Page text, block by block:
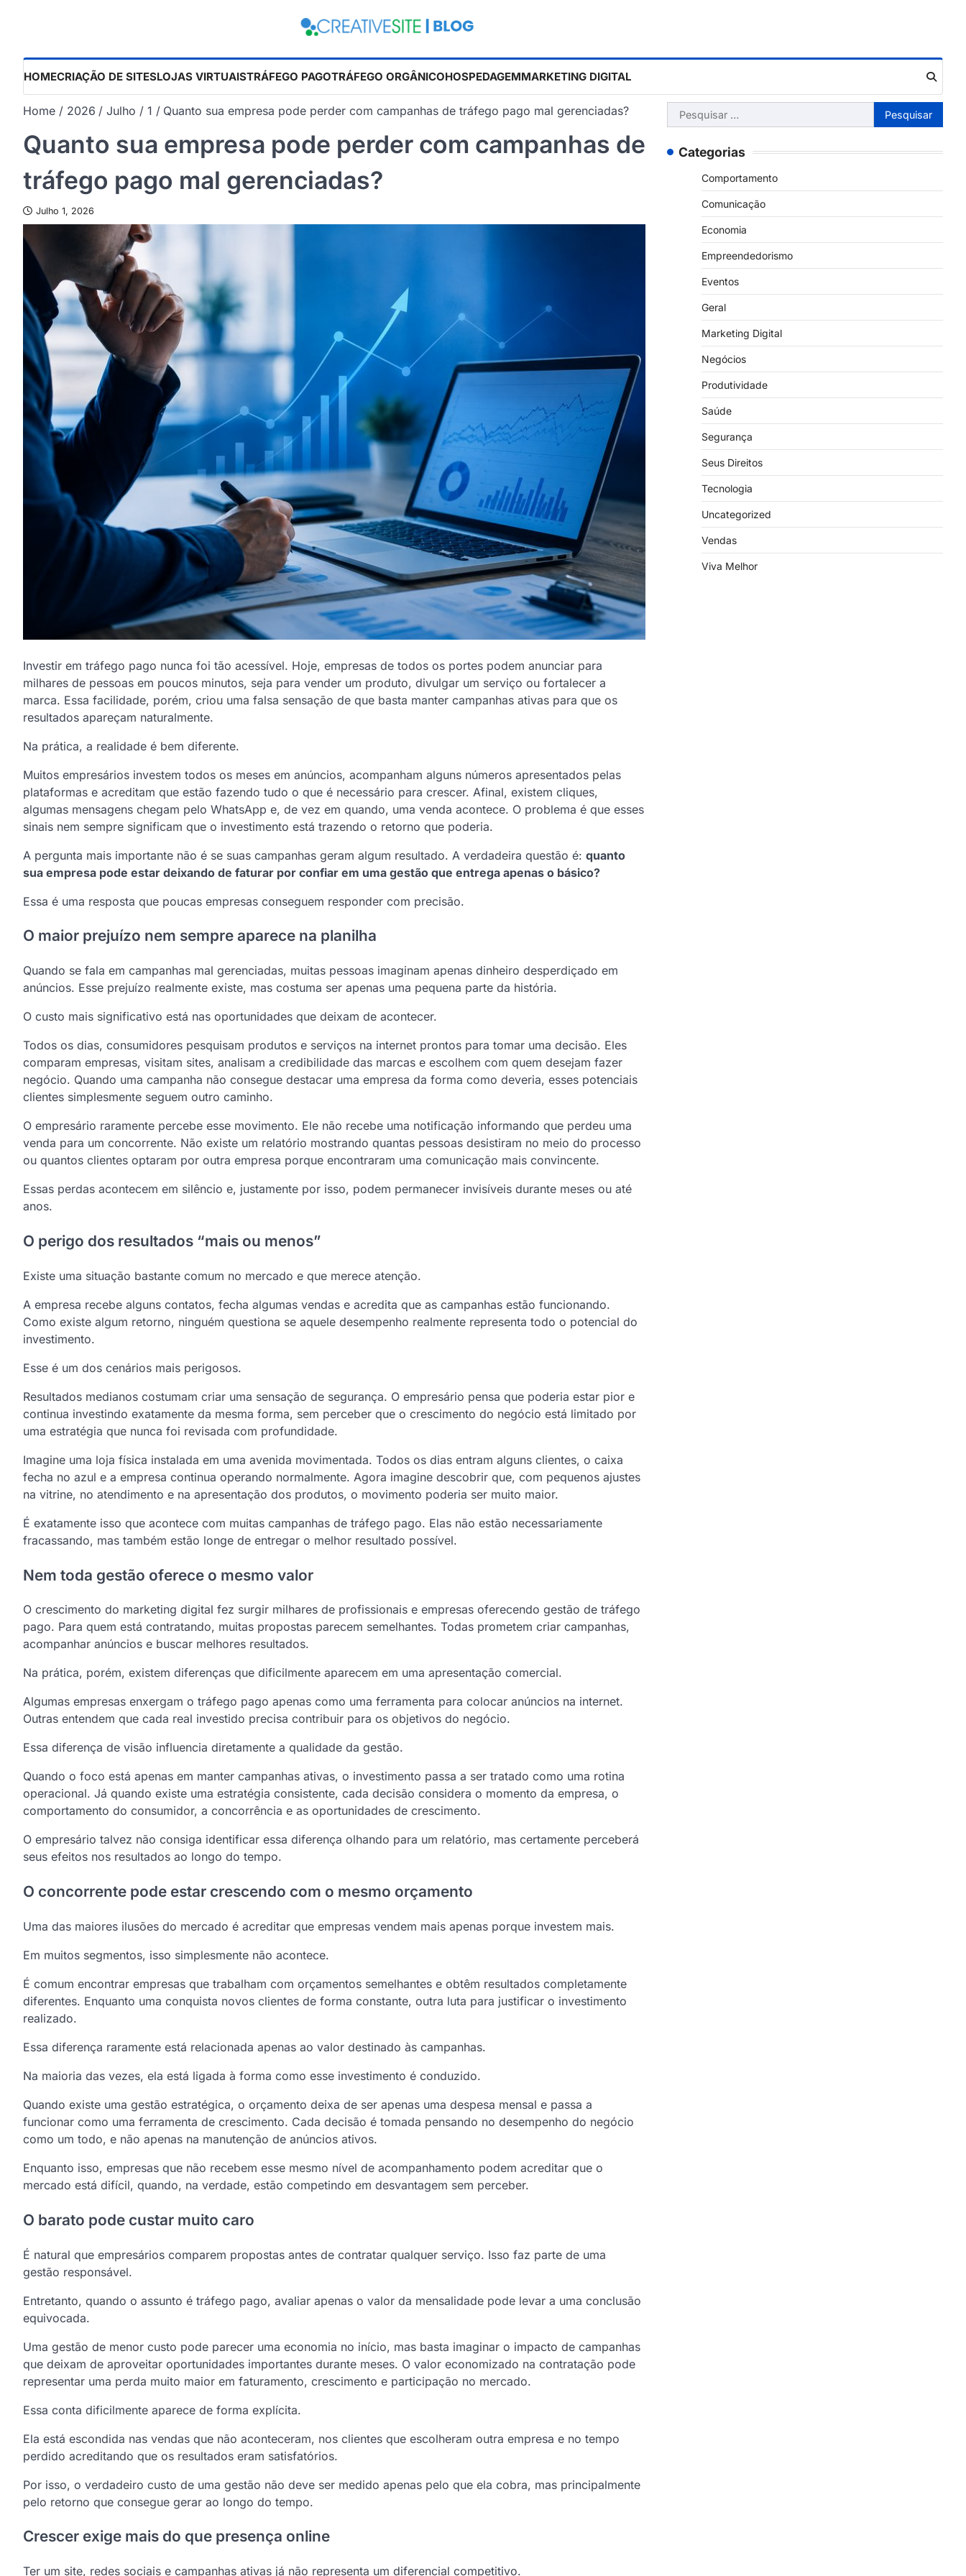
HOMECRIAÇÃO DE SITESLOJAS VIRTUAISTRÁFEGO PAGOTRÁFEGO ORGÂNICOHOSPEDAGEMMARKETING DIGITAL
Home 2026 Julho 1 Quanto sua empresa pode perder com campanhas de tráfego pago mal gerenciadas?
Quanto sua empresa pode perder com campanhas de
tráfego pago mal gerenciadas?
Julho 1, 2026
Investir em tráfego pago nunca foi tão acessível. Hoje, empresas de todos os portes podem anunciar para
milhares de pessoas em poucos minutos, seja para vender um produto, divulgar um serviço ou fortalecer a
marca. Essa facilidade, porém, criou uma falsa sensação de que basta manter campanhas ativas para que os
resultados apareçam naturalmente.
Na prática, a realidade é bem diferente.
Muitos empresários investem todos os meses em anúncios, acompanham alguns números apresentados pelas
plataformas e acreditam que estão fazendo tudo o que é necessário para crescer. Afinal, existem cliques,
algumas mensagens chegam pelo WhatsApp e, de vez em quando, uma venda acontece. O problema é que esses
sinais nem sempre significam que o investimento está trazendo o retorno que poderia.
A pergunta mais importante não é se suas campanhas geram algum resultado. A verdadeira questão é: quanto
sua empresa pode estar deixando de faturar por confiar em uma gestão que entrega apenas o básico?
Essa é uma resposta que poucas empresas conseguem responder com precisão.
O maior prejuízo nem sempre aparece na planilha
Quando se fala em campanhas mal gerenciadas, muitas pessoas imaginam apenas dinheiro desperdiçado em
anúncios. Esse prejuízo realmente existe, mas costuma ser apenas uma pequena parte da história.
O custo mais significativo está nas oportunidades que deixam de acontecer.
Todos os dias, consumidores pesquisam produtos e serviços na internet prontos para tomar uma decisão. Eles
comparam empresas, visitam sites, analisam a credibilidade das marcas e escolhem com quem desejam fazer
negócio. Quando uma campanha não consegue destacar uma empresa da forma como deveria, esses potenciais
clientes simplesmente seguem outro caminho.
O empresário raramente percebe esse movimento. Ele não recebe uma notificação informando que perdeu uma
venda para um concorrente. Não existe um relatório mostrando quantas pessoas desistiram no meio do processo
ou quantos clientes optaram por outra empresa porque encontraram uma comunicação mais convincente.
Essas perdas acontecem em silêncio e, justamente por isso, podem permanecer invisíveis durante meses ou até
anos.
O perigo dos resultados “mais ou menos”
Existe uma situação bastante comum no mercado e que merece atenção.
A empresa recebe alguns contatos, fecha algumas vendas e acredita que as campanhas estão funcionando.
Como existe algum retorno, ninguém questiona se aquele desempenho realmente representa todo o potencial do
investimento.
Esse é um dos cenários mais perigosos.
Resultados medianos costumam criar uma sensação de segurança. O empresário pensa que poderia estar pior e
continua investindo exatamente da mesma forma, sem perceber que o crescimento do negócio está limitado por
uma estratégia que nunca foi revisada com profundidade.
Imagine uma loja física instalada em uma avenida movimentada. Todos os dias entram alguns clientes, o caixa
fecha no azul e a empresa continua operando normalmente. Agora imagine descobrir que, com pequenos ajustes
na vitrine, no atendimento e na apresentação dos produtos, o movimento poderia ser muito maior.
É exatamente isso que acontece com muitas campanhas de tráfego pago. Elas não estão necessariamente
fracassando, mas também estão longe de entregar o melhor resultado possível.
Nem toda gestão oferece o mesmo valor
O crescimento do marketing digital fez surgir milhares de profissionais e empresas oferecendo gestão de tráfego
pago. Para quem está contratando, muitas propostas parecem semelhantes. Todas prometem criar campanhas,
acompanhar anúncios e buscar melhores resultados.
Na prática, porém, existem diferenças que dificilmente aparecem em uma apresentação comercial.
Algumas empresas enxergam o tráfego pago apenas como uma ferramenta para colocar anúncios na internet.
Outras entendem que cada real investido precisa contribuir para os objetivos do negócio.
Essa diferença de visão influencia diretamente a qualidade da gestão.
Quando o foco está apenas em manter campanhas ativas, o investimento passa a ser tratado como uma rotina
operacional. Já quando existe uma estratégia consistente, cada decisão considera o momento da empresa, o
comportamento do consumidor, a concorrência e as oportunidades de crescimento.
O empresário talvez não consiga identificar essa diferença olhando para um relatório, mas certamente perceberá
seus efeitos nos resultados ao longo do tempo.
O concorrente pode estar crescendo com o mesmo orçamento
Uma das maiores ilusões do mercado é acreditar que empresas vendem mais apenas porque investem mais.
Em muitos segmentos, isso simplesmente não acontece.
É comum encontrar empresas que trabalham com orçamentos semelhantes e obtêm resultados completamente
diferentes. Enquanto uma conquista novos clientes de forma constante, outra luta para justificar o investimento
realizado.
Essa diferença raramente está relacionada apenas ao valor destinado às campanhas.
Na maioria das vezes, ela está ligada à forma como esse investimento é conduzido.
Quando existe uma gestão estratégica, o orçamento deixa de ser apenas uma despesa mensal e passa a
funcionar como uma ferramenta de crescimento. Cada decisão é tomada pensando no desempenho do negócio
como um todo, e não apenas na manutenção de anúncios ativos.
Enquanto isso, empresas que não recebem esse mesmo nível de acompanhamento podem acreditar que o
mercado está difícil, quando, na verdade, estão competindo em desvantagem sem perceber.
O barato pode custar muito caro
É natural que empresários comparem propostas antes de contratar qualquer serviço. Isso faz parte de uma
gestão responsável.
Entretanto, quando o assunto é tráfego pago, avaliar apenas o valor da mensalidade pode levar a uma conclusão
equivocada.
Uma gestão de menor custo pode parecer uma economia no início, mas basta imaginar o impacto de campanhas
que deixam de aproveitar oportunidades importantes durante meses. O valor economizado na contratação pode
representar uma perda muito maior em faturamento, crescimento e participação no mercado.
Essa conta dificilmente aparece de forma explícita.
Ela está escondida nas vendas que não aconteceram, nos clientes que escolheram outra empresa e no tempo
perdido acreditando que os resultados eram satisfatórios.
Por isso, o verdadeiro custo de uma gestão não deve ser medido apenas pelo que ela cobra, mas principalmente
pelo retorno que consegue gerar ao longo do tempo.
Crescer exige mais do que presença online
Ter um site, redes sociais e campanhas ativas já não representa um diferencial competitivo.
Pesquisar
por:
Categorias
Comportamento
Comunicação
Economia
Empreendedorismo
Eventos
Geral
Marketing Digital
Negócios
Produtividade
Saúde
Segurança
Seus Direitos
Tecnologia
Uncategorized
Vendas
Viva Melhor